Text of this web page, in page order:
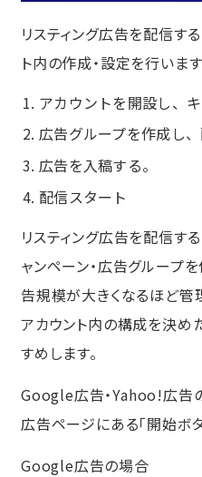
リスティング広告を配信す
ト内の作成・設定を行います
アカウントを開設し、
広告グループを作成し
広告を入稿する。
配信スタート
リスティング広告を配信す
ャンペーン・広告グループ
告規模が大きくなるほど管
アカウント内の構成を決め
すめします。
Google広告・Yahoo!広告
広告ページにある「開始ボ
Google広告の場合